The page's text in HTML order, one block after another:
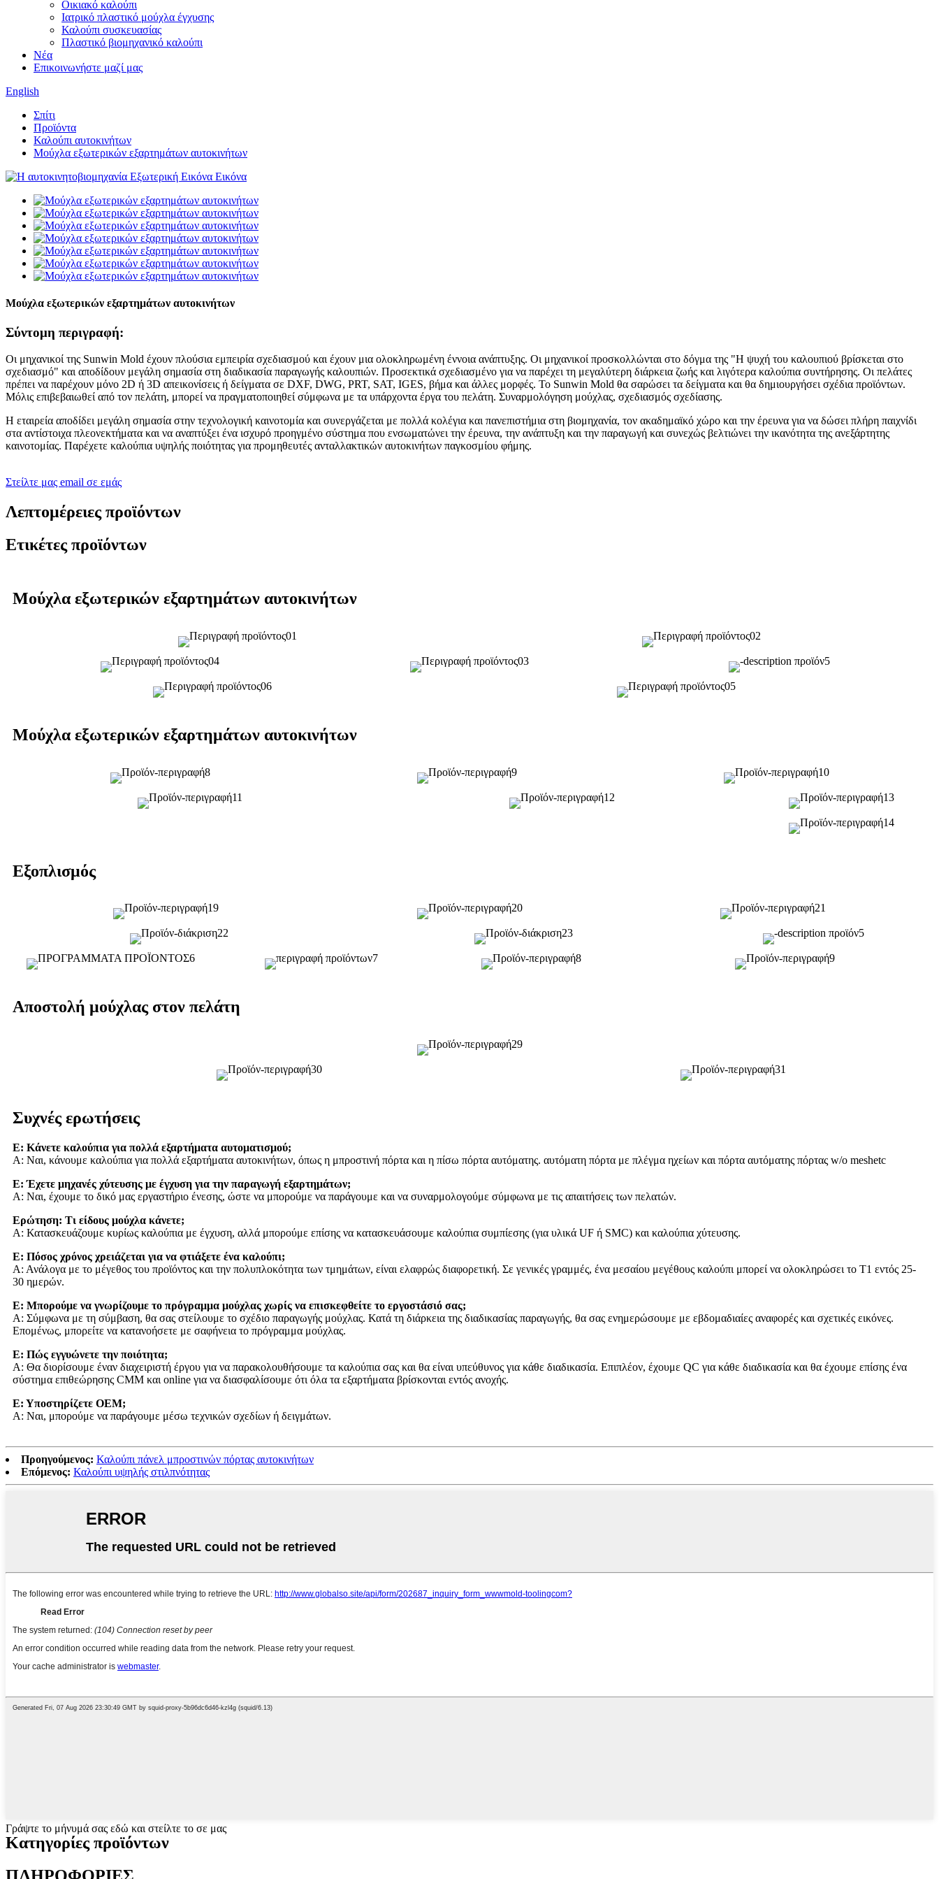
Οικιακό καλούπι
Ιατρικό πλαστικό μούχλα έγχυσης
Καλούπι συσκευασίας
Πλαστικό βιομηχανικό καλούπι
Νέα
Επικοινωνήστε μαζί μας
English
Σπίτι
Προϊόντα
Καλούπι αυτοκινήτων
Μούχλα εξωτερικών εξαρτημάτων αυτοκινήτων
Μούχλα εξωτερικών εξαρτημάτων αυτοκινήτων
Σύντομη περιγραφή:
Οι μηχανικοί της Sunwin Mold έχουν πλούσια εμπειρία σχεδιασμού και έχουν μια ολοκληρωμένη έννοια ανάπτυξης. Οι μηχανικοί προσκολλώνται στο δόγμα της "Η ψυχή του καλουπιού βρίσκεται στο
σχεδιασμό" και αποδίδουν μεγάλη σημασία στη διαδικασία παραγωγής καλουπιών. Προσεκτικά σχεδιασμένο για να παρέχει τη μεγαλύτερη διάρκεια ζωής και λιγότερα καλούπια συντήρησης. Οι πελάτες
πρέπει να παρέχουν μόνο 2D ή 3D απεικονίσεις ή δείγματα σε DXF, DWG, PRT, SAT, IGES, βήμα και άλλες μορφές. Το Sunwin Mold θα σαρώσει τα δείγματα και θα δημιουργήσει σχέδια προϊόντων.
Μόλις επιβεβαιωθεί από τον πελάτη, μπορεί να πραγματοποιηθεί σύμφωνα με τα υπάρχοντα έργα του πελάτη. Συναρμολόγηση μούχλας, σχεδιασμός σχεδίασης.
Η εταιρεία αποδίδει μεγάλη σημασία στην τεχνολογική καινοτομία και συνεργάζεται με πολλά κολέγια και πανεπιστήμια στη βιομηχανία, τον ακαδημαϊκό χώρο και την έρευνα για να δώσει πλήρη παιχνίδι
στα αντίστοιχα πλεονεκτήματα και να αναπτύξει ένα ισχυρό προηγμένο σύστημα που ενσωματώνει την έρευνα, την ανάπτυξη και την παραγωγή και συνεχώς βελτιώνει την ικανότητα της ανεξάρτητης
καινοτομίας. Παρέχετε καλούπια υψηλής ποιότητας για προμηθευτές ανταλλακτικών αυτοκινήτων παγκοσμίου φήμης.
Στείλτε μας email σε εμάς
Λεπτομέρειες προϊόντων
Ετικέτες προϊόντων
Μούχλα εξωτερικών εξαρτημάτων αυτοκινήτων
Μούχλα εξωτερικών εξαρτημάτων αυτοκινήτων
Εξοπλισμός
Αποστολή μούχλας στον πελάτη
Συχνές ερωτήσεις
Ε: Κάνετε καλούπια για πολλά εξαρτήματα αυτοματισμού;
Α: Ναι, κάνουμε καλούπια για πολλά εξαρτήματα αυτοκινήτων, όπως η μπροστινή πόρτα και η πίσω πόρτα αυτόματης. αυτόματη πόρτα με πλέγμα ηχείων και πόρτα αυτόματης πόρτας w/o meshetc
Ε: Έχετε μηχανές χύτευσης με έγχυση για την παραγωγή εξαρτημάτων;
Α: Ναι, έχουμε το δικό μας εργαστήριο ένεσης, ώστε να μπορούμε να παράγουμε και να συναρμολογούμε σύμφωνα με τις απαιτήσεις των πελατών.
Ερώτηση: Τι είδους μούχλα κάνετε;
Α: Κατασκευάζουμε κυρίως καλούπια με έγχυση, αλλά μπορούμε επίσης να κατασκευάσουμε καλούπια συμπίεσης (για υλικά UF ή SMC) και καλούπια χύτευσης.
Ε: Πόσος χρόνος χρειάζεται για να φτιάξετε ένα καλούπι;
Α: Ανάλογα με το μέγεθος του προϊόντος και την πολυπλοκότητα των τμημάτων, είναι ελαφρώς διαφορετική. Σε γενικές γραμμές, ένα μεσαίου μεγέθους καλούπι μπορεί να ολοκληρώσει το T1 εντός 25-
30 ημερών.
Ε: Μπορούμε να γνωρίζουμε το πρόγραμμα μούχλας χωρίς να επισκεφθείτε το εργοστάσιό σας;
Α: Σύμφωνα με τη σύμβαση, θα σας στείλουμε το σχέδιο παραγωγής μούχλας. Κατά τη διάρκεια της διαδικασίας παραγωγής, θα σας ενημερώσουμε με εβδομαδιαίες αναφορές και σχετικές εικόνες.
Επομένως, μπορείτε να κατανοήσετε με σαφήνεια το πρόγραμμα μούχλας.
Ε: Πώς εγγυώνετε την ποιότητα;
Α: Θα διορίσουμε έναν διαχειριστή έργου για να παρακολουθήσουμε τα καλούπια σας και θα είναι υπεύθυνος για κάθε διαδικασία. Επιπλέον, έχουμε QC για κάθε διαδικασία και θα έχουμε επίσης ένα
σύστημα επιθεώρησης CMM και online για να διασφαλίσουμε ότι όλα τα εξαρτήματα βρίσκονται εντός ανοχής.
Ε: Υποστηρίζετε OEM;
Α: Ναι, μπορούμε να παράγουμε μέσω τεχνικών σχεδίων ή δειγμάτων.
Προηγούμενος: Καλούπι πάνελ μπροστινών πόρτας αυτοκινήτων
Επόμενος: Καλούπι υψηλής στιλπνότητας
Γράψτε το μήνυμά σας εδώ και στείλτε το σε μας
Κατηγορίες προϊόντων